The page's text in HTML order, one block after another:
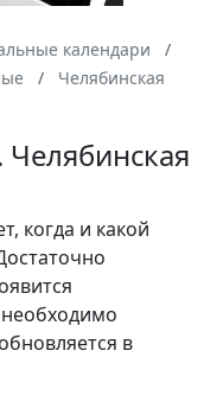
календари
Челябинская
когда и какой
в